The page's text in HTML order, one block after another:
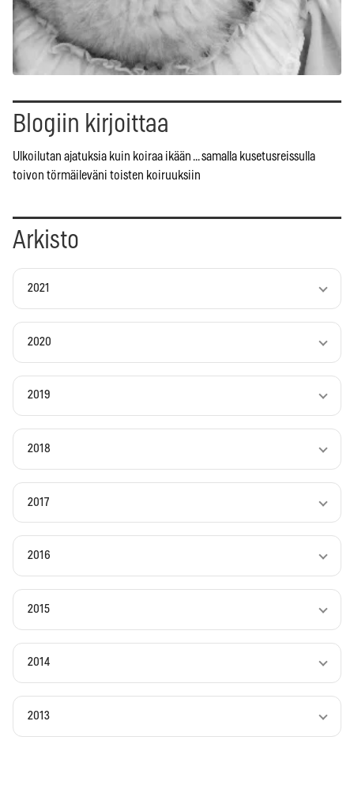
Blogiin kirjoittaa
Ulkoilutan ajatuksia kuin koiraa ikään ... samalla kusetusreissulla
toivon törmäileväni toisten koiruuksiin
Arkisto
2021
2020
2019
2018
2017
2016
2015
2014
2013